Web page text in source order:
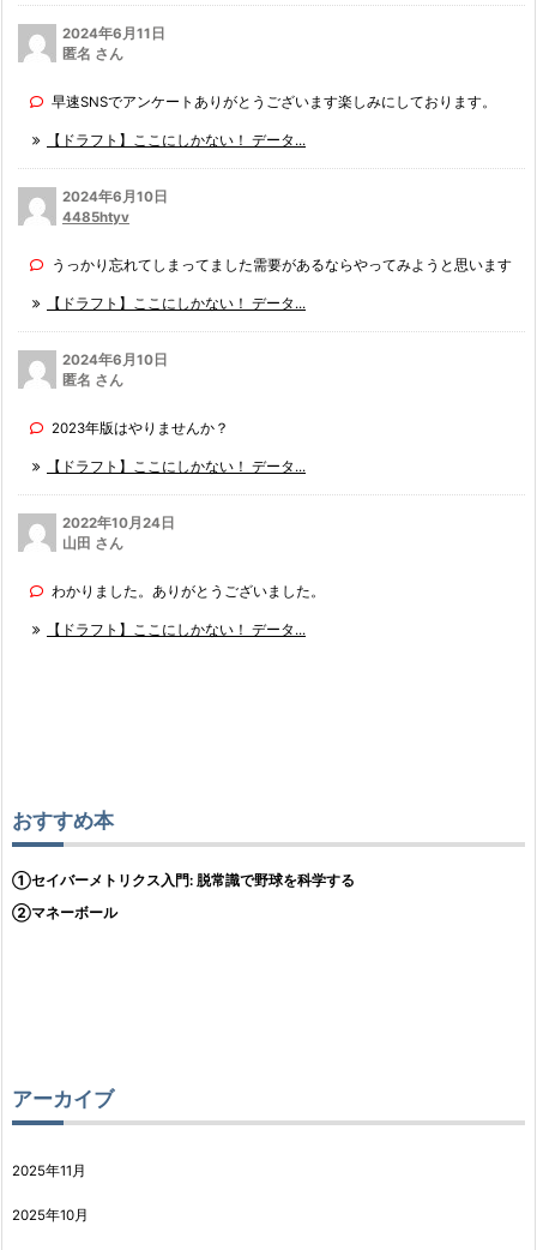
2024年6月11日
匿名 さん
早速SNSでアンケートありがとうございます楽しみにしております。
【ドラフト】ここにしかない！ データ...
2024年6月10日
4485htyv
うっかり忘れてしまってました需要があるならやってみようと思います
【ドラフト】ここにしかない！ データ...
2024年6月10日
匿名 さん
2023年版はやりませんか？
【ドラフト】ここにしかない！ データ...
2022年10月24日
山田 さん
わかりました。ありがとうございました。
【ドラフト】ここにしかない！ データ...
おすすめ本
①セイバーメトリクス入門: 脱常識で野球を科学する
②マネーボール
アーカイブ
2025年11月
2025年10月